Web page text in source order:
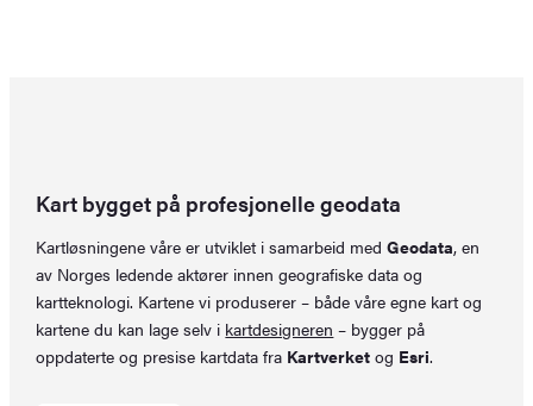
Kart bygget på profesjonelle geodata
Kartløsningene våre er utviklet i samarbeid medGeodata, en
av Norges ledende aktører innen geografiske data og
kartteknologi. Kartene vi produserer – både våre egne kart og
kartene du kan lage selv i kartdesigneren – bygger på
oppdaterte og presise kartdata fra Kartverket og Esri.